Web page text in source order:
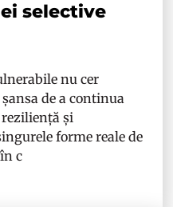
selective
nu cer
de a continua
reziliență și
forme reale de
c